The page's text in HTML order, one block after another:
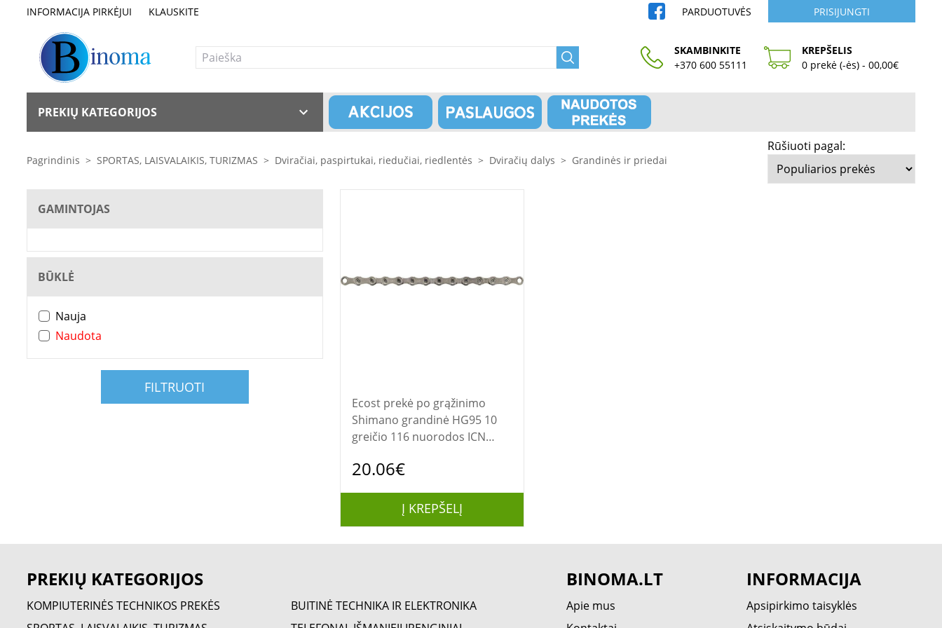
INFORMACIJA PIRKĖJUI KLAUSKITE PARDUOTUVĖS PRISIJUNGTI
SKAMBINKITE
+370 600 55111
KREPŠELIS
0 prekė (-ės) - 00,00€
PREKIŲ KATEGORIJOS
Pagrindinis > SPORTAS, LAISVALAIKIS, TURIZMAS > Dviračiai, paspirtukai, riedučiai, riedlentės > Dviračių dalys > Grandinės ir priedai
Rūšiuoti pagal:
GAMINTOJAS
BŪKLĖ
Nauja
Naudota
FILTRUOTI
Ecost prekė po grąžinimo
Shimano grandinė HG95 10
greičio 116 nuorodos ICN
20.06€
Į KREPŠELĮ
PREKIŲ KATEGORIJOS
KOMPIUTERINĖS TECHNIKOS PREKĖS
BUITINĖ TECHNIKA IR ELEKTRONIKA
BINOMA.LT
Apie mus
INFORMACIJA
Apsipirkimo taisyklės